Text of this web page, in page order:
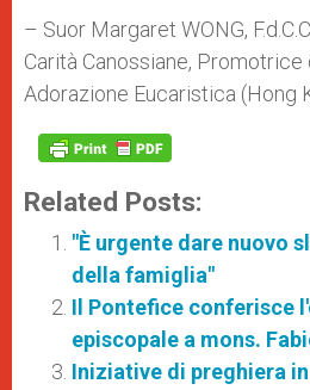
– Suor Margaret WONG,
Carità Canossiane, Promotrice
Adorazione Eucaristica (Hong
Related Posts:
"È urgente dare nuovo
della famiglia"
Il Pontefice conferisce
episcopale a mons.
Iniziative di preghiera